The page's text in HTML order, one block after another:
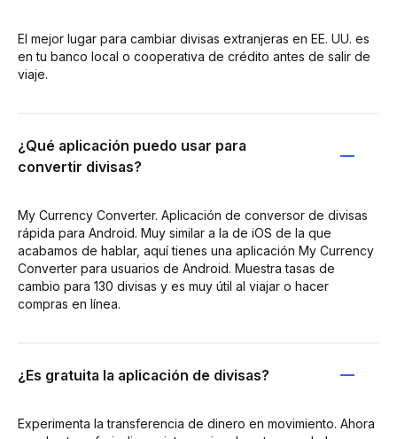
El mejor lugar para cambiar divisas extranjeras en EE. UU. es
en tu banco local o cooperativa de crédito antes de salir de
viaje.
¿Qué aplicación puedo usar para
convertir divisas?
My Currency Converter. Aplicación de conversor de divisas
rápida para Android. Muy similar a la de iOS de la que
acabamos de hablar, aquí tienes una aplicación My Currency
Converter para usuarios de Android. Muestra tasas de
cambio para 130 divisas y es muy útil al viajar o hacer
compras en línea.
¿Es gratuita la aplicación de divisas?
Experimenta la transferencia de dinero en movimiento. Ahora